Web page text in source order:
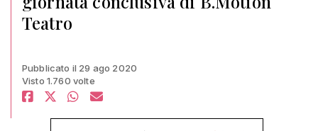
Teatro
Pubblicato il 29 ago 2020
Visto 1.760 volte